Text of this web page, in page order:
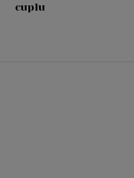
cuplu